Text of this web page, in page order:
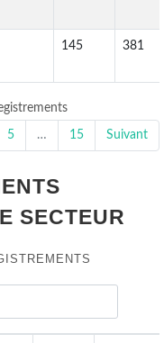
145 381
5 … 15 Suivant
SECTEUR